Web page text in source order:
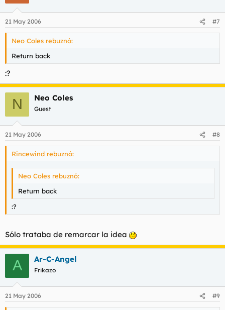
21 May 2006 #7
Neo Coles rebuznó:
Return back
:?
N Neo Coles
Guest
21 May 2006 #8
Rincewind rebuznó:
Neo Coles rebuznó:
Return back
:?
Sólo trataba de remarcar la idea
A Ar-C-Angel
Frikazo
21 May 2006 #9